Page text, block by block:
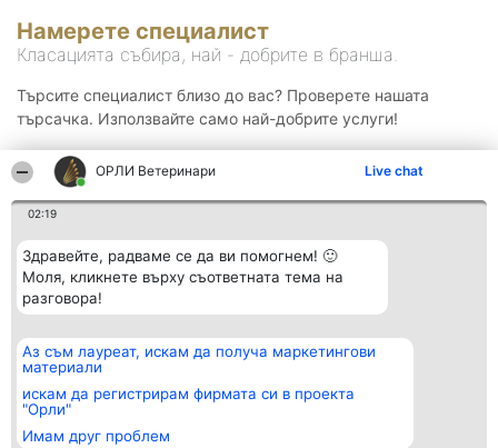
ОРЛИ Ветеринари Live chat
02:19
Здравейте, радваме се да ви помогнем! 🙂
Моля, кликнете върху съответната тема на
разговора!
Аз съм лауреат, искам да получа маркетингови
материали
искам да регистрирам фирмата си в проекта
"Орли"
Имам друг проблем
Намерете специалист
Класацията събира, най - добрите в бранша.
Търсите специалист близо до вас? Проверете нашата
търсачка. Използвайте само най-добрите услуги!
Организатор на
класиране
BulevardulAleea Timișul De
Sus Nr. 2, Bl. A30, Sc. A, Et.
4, Ap. 13
Класация
всички
Контакти